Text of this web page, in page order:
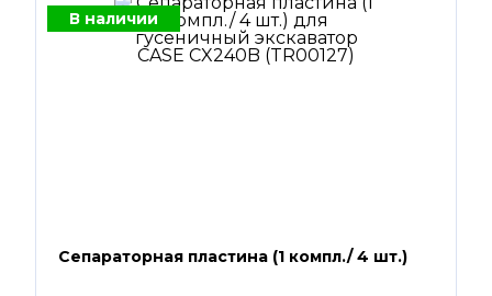
В наличии
Сепараторная пластина (1 компл./ 4 шт.)